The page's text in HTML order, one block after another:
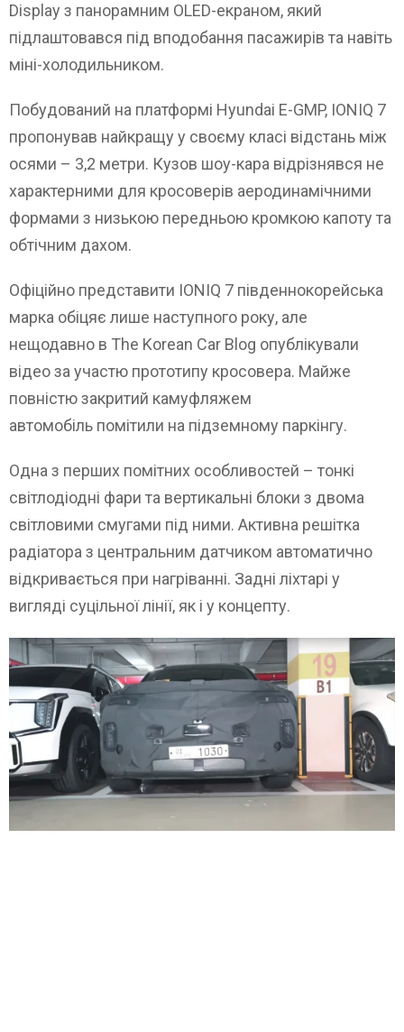
Display з панорамним OLED-екраном, який
підлаштовався під вподобання пасажирів та навіть
міні-холодильником.
Побудований на платформі Hyundai E-GMP, IONIQ 7
пропонував найкращу у своєму класі відстань між
осями – 3,2 метри. Кузов шоу-кара відрізнявся не
характерними для кросоверів аеродинамічними
формами з низькою передньою кромкою капоту та
обтічним дахом.
Офіційно представити IONIQ 7 південнокорейська
марка обіцяє лише наступного року, але
нещодавно в The Korean Car Blog опублікували
відео за участю прототипу кросовера. Майже
повністю закритий камуфляжем
автомобіль помітили на підземному паркінгу.
Одна з перших помітних особливостей – тонкі
світлодіодні фари та вертикальні блоки з двома
світловими смугами під ними. Активна решітка
радіатора з центральним датчиком автоматично
відкривається при нагріванні. Задні ліхтарі у
вигляді суцільної лінії, як і у концепту.